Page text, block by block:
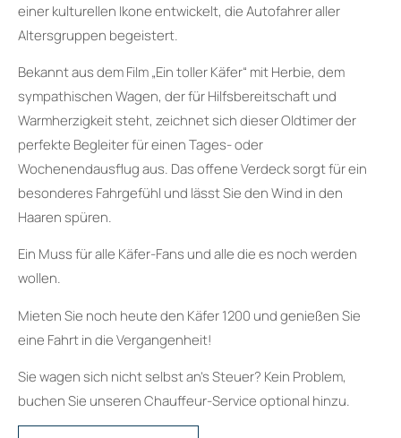
einer kulturellen Ikone entwickelt, die Autofahrer aller
Altersgruppen begeistert.
Bekannt aus dem Film „Ein toller Käfer“ mit Herbie, dem
sympathischen Wagen, der für Hilfsbereitschaft und
Warmherzigkeit steht, zeichnet sich dieser Oldtimer der
perfekte Begleiter für einen Tages- oder
Wochenendausflug aus. Das offene Verdeck sorgt für ein
besonderes Fahrgefühl und lässt Sie den Wind in den
Haaren spüren.
Ein Muss für alle Käfer-Fans und alle die es noch werden
wollen.
Mieten Sie noch heute den Käfer 1200 und genießen Sie
eine Fahrt in die Vergangenheit!
Sie wagen sich nicht selbst an’s Steuer? Kein Problem,
buchen Sie unseren Chauffeur-Service optional hinzu.